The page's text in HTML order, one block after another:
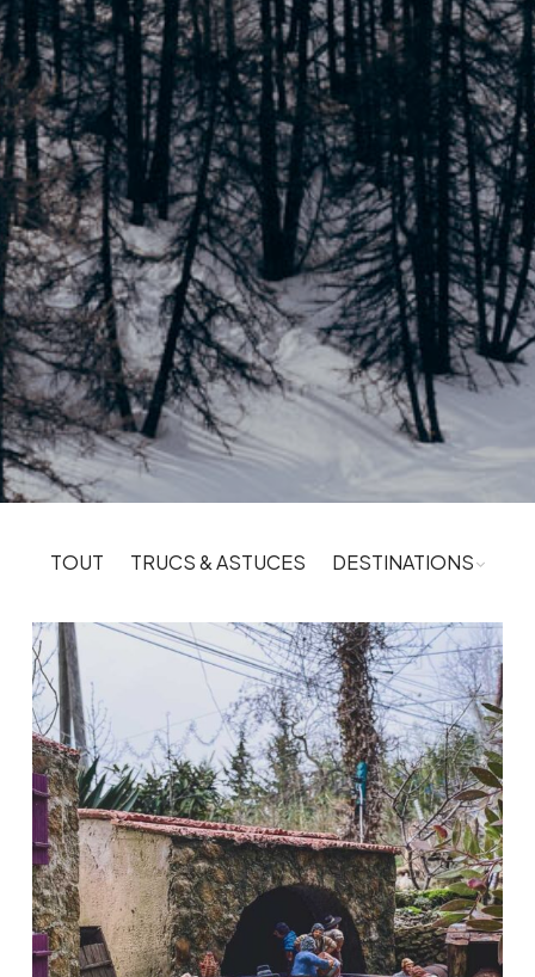
TOUT TRUCS & ASTUCES DESTINATIONS